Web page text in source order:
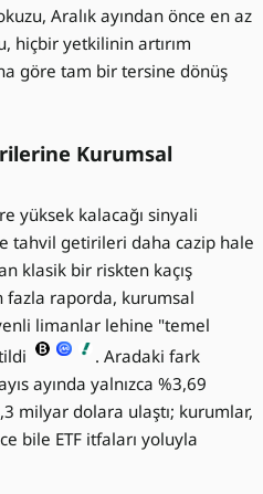
Aralık ayından önce en az
hiçbir yetkilinin artırım
göre tam bir tersine dönüş
Kurumsal
yüksek kalacağı sinyali
tahvil getirileri daha cazip hale
klasik bir riskten kaçış
raporda, kurumsal
limanlar lehine "temel
. Aradaki fark
ayında yalnızca %3,69
milyar dolara ulaştı; kurumlar,
bile ETF itfaları yoluyla